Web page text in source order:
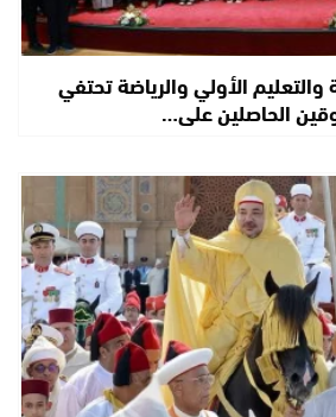
والتعليم الأولي والرياضة تحتفي
الحاصلين على…